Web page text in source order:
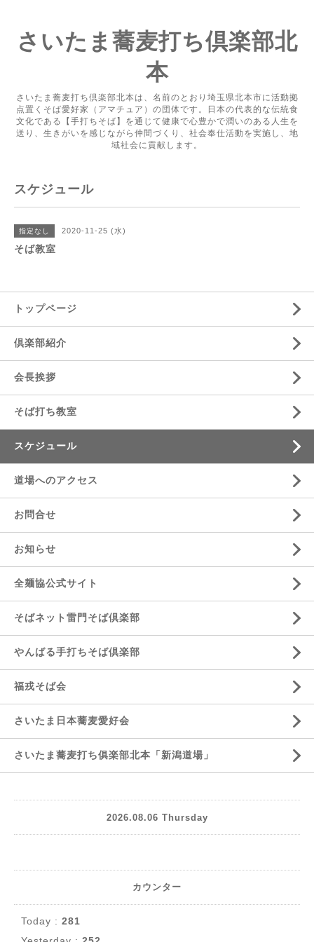
さいたま蕎麦打ち倶楽部北
本
さいたま蕎麦打ち倶楽部北本は、名前のとおり埼玉県北本市に活動拠
点置くそば愛好家（アマチュア）の団体です。日本の代表的な伝統食
文化である【手打ちそば】を通じて健康で心豊かで潤いのある人生を
送り、生きがいを感じながら仲間づくり、社会奉仕活動を実施し、地
域社会に貢献します。
スケジュール
指定なし 2020-11-25 (水)
そば教室
トップページ
倶楽部紹介
会長挨拶
そば打ち教室
スケジュール
道場へのアクセス
お問合せ
お知らせ
全麺協公式サイト
そばネット雷門そば倶楽部
やんばる手打ちそば倶楽部
福戎そば会
さいたま日本蕎麦愛好会
さいたま蕎麦打ち俱楽部北本「新潟道場」
2026.08.06 Thursday
カウンター
Today : 281